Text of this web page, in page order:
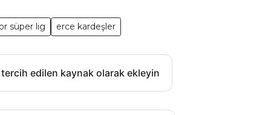
süper lig erce kardeşler
edilen kaynak olarak ekleyin